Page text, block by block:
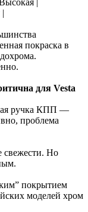
|
покраска в
для Vesta
ручка КПП —
проблема
свежести. Но
покрытием
моделей хром